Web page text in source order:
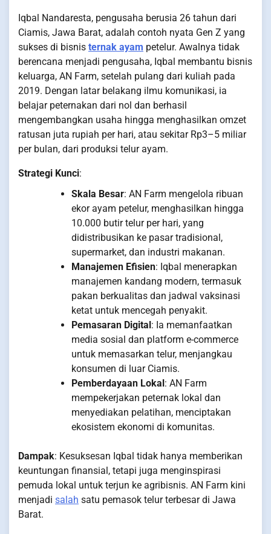
Iqbal Nandaresta, pengusaha berusia 26 tahun dari
Ciamis, Jawa Barat, adalah contoh nyata Gen Z yang
sukses di bisnis ternak ayam petelur. Awalnya tidak
berencana menjadi pengusaha, Iqbal membantu bisnis
keluarga, AN Farm, setelah pulang dari kuliah pada
2019. Dengan latar belakang ilmu komunikasi, ia
belajar peternakan dari nol dan berhasil
mengembangkan usaha hingga menghasilkan omzet
ratusan juta rupiah per hari, atau sekitar Rp3–5 miliar
per bulan, dari produksi telur ayam.
Strategi Kunci:
Skala Besar: AN Farm mengelola ribuan
ekor ayam petelur, menghasilkan hingga
10.000 butir telur per hari, yang
didistribusikan ke pasar tradisional,
supermarket, dan industri makanan.
Manajemen Efisien: Iqbal menerapkan
manajemen kandang modern, termasuk
pakan berkualitas dan jadwal vaksinasi
ketat untuk mencegah penyakit.
Pemasaran Digital : Ia memanfaatkan
media sosial dan platform e-commerce
untuk memasarkan telur, menjangkau
konsumen di luar Ciamis.
Pemberdayaan Lokal : AN Farm
mempekerjakan peternak lokal dan
menyediakan pelatihan, menciptakan
ekosistem ekonomi di komunitas.
Dampak: Kesuksesan Iqbal tidak hanya memberikan
keuntungan finansial, tetapi juga menginspirasi
pemuda lokal untuk terjun ke agribisnis. AN Farm kini
menjadi salah satu pemasok telur terbesar di Jawa
Barat.